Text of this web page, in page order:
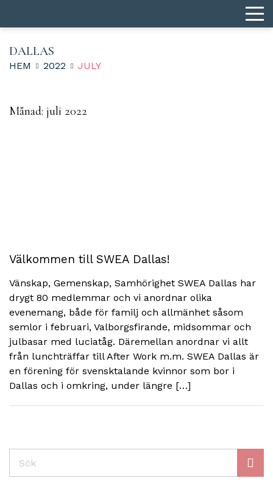
DALLAS
HEM 2022 JULY
Månad: juli 2022
Välkommen till SWEA Dallas!
Vänskap, Gemenskap, Samhörighet SWEA Dallas har
drygt 80 medlemmar och vi anordnar olika
evenemang, både för familj och allmänhet såsom
semlor i februari, Valborgsfirande, midsommar och
julbasar med luciatåg. Däremellan anordnar vi allt
från lunchträffar till After Work m.m. SWEA Dallas är
en förening för svensktalande kvinnor som bor i
Dallas och i omkring, under längre […]